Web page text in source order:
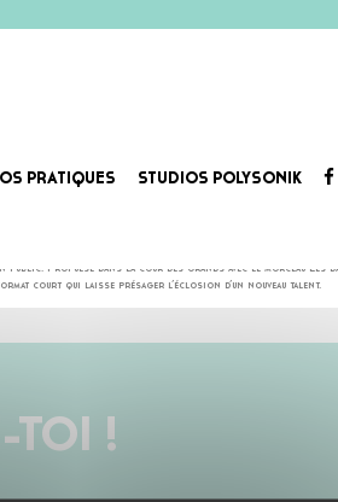
PRATIQUES STUDIOS POLYSONIK
Propulsé dans la cour des grands avec le morceau Les
court qui laisse présager l’éclosion d’un nouveau talent.
TOI !